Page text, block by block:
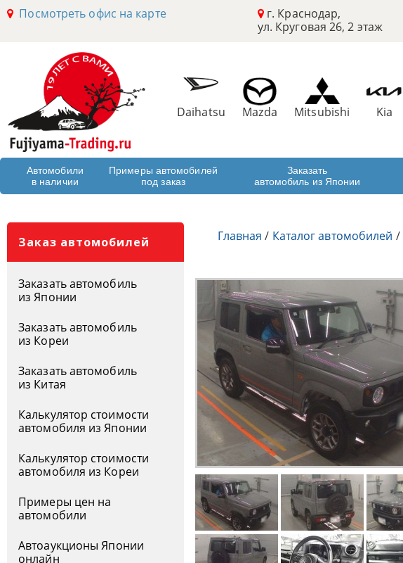
Посмотреть офис на карте
г. Краснодар,
ул. Круговая 26, 2 этаж
Daihatsu Mazda Mitsubishi Kia
Автомобили
в наличии
Примеры автомобилей
под заказ
Заказать
автомобиль из Японии
Заказ автомобилей
Заказать автомобиль
из Японии
Заказать автомобиль
из Кореи
Заказать автомобиль
из Китая
Калькулятор стоимости
автомобиля из Японии
Калькулятор стоимости
автомобиля из Кореи
Примеры цен на
автомобили
Автоаукционы Японии
онлайн
Главная / Каталог автомобилей /